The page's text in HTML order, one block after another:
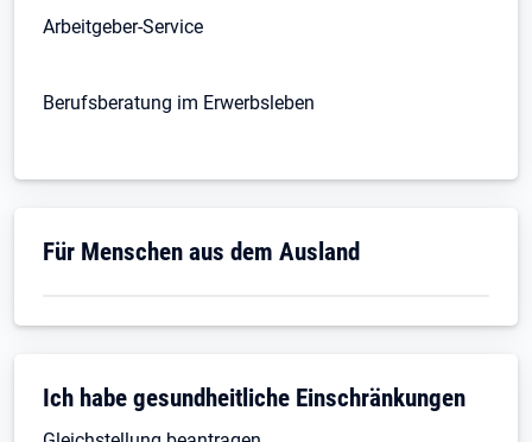
Arbeitgeber-Service
Berufsberatung im Erwerbsleben
Für Menschen aus dem Ausland
Ich habe gesundheitliche Einschränkungen